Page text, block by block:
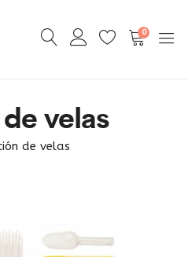
0
velas
de velas